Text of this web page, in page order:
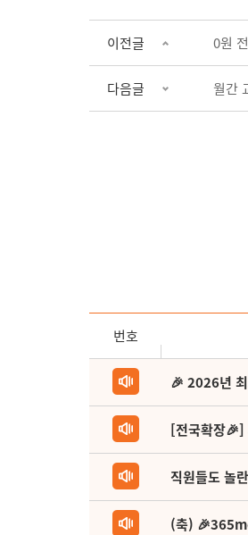
이전글 0원
다음글 월간
번호
🎉 2026년
[전국확장🎉]
직원들도 놀
(축)